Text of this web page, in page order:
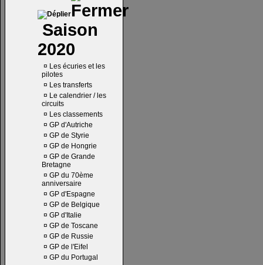
Saison
2020
¤ Les écuries et les
pilotes
¤ Les transferts
¤ Le calendrier / les
circuits
¤ Les classements
¤ GP d'Autriche
¤ GP de Styrie
¤ GP de Hongrie
¤ GP de Grande
Bretagne
¤ GP du 70ème
anniversaire
¤ GP d'Espagne
¤ GP de Belgique
¤ GP d'Italie
¤ GP de Toscane
¤ GP de Russie
¤ GP de l'Eifel
¤ GP du Portugal